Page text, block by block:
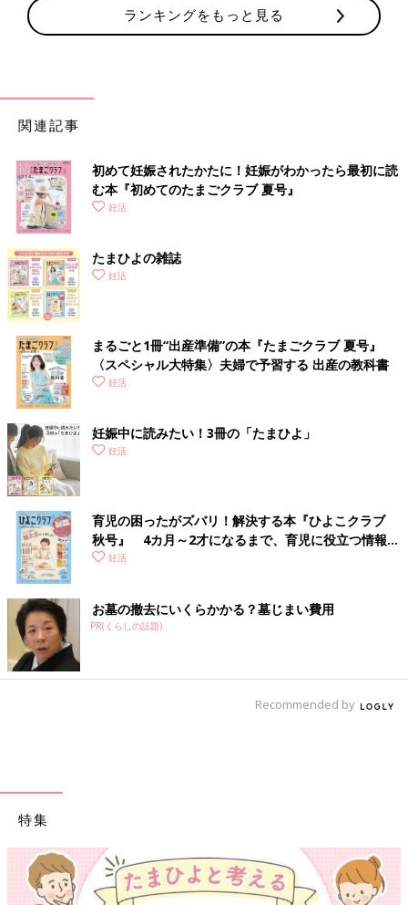
ランキングをもっと見る
関連記事
初めて妊娠されたかたに！妊娠がわかったら最初に読
む本『初めてのたまごクラブ 夏号』
妊活
たまひよの雑誌
妊活
まるごと1冊“出産準備”の本『たまごクラブ 夏号』
〈スペシャル大特集〉夫婦で予習する 出産の教科書
妊活
妊娠中に読みたい！3冊の「たまひよ」
妊活
育児の困ったがズバリ！解決する本『ひよこクラブ
秋号』 4カ月～2才になるまで、育児に役立つ情報が
いっぱい！
妊活
お墓の撤去にいくらかかる？墓じまい費用
PR(くらしの話題)
Recommended by
特集